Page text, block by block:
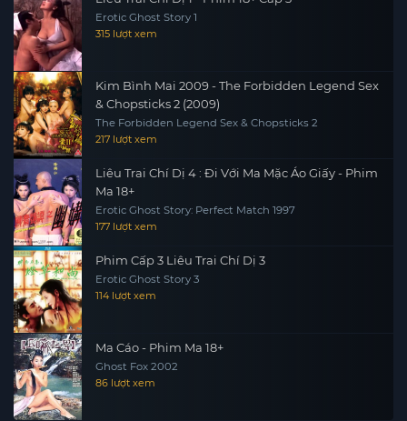
Erotic Ghost Story 1
315 lượt xem
Kim Bình Mai 2009 - The Forbidden Legend Sex
& Chopsticks 2 (2009)
The Forbidden Legend Sex & Chopsticks 2
217 lượt xem
Liêu Trai Chí Dị 4 : Đi Với Ma Mặc Áo Giấy - Phim
Ma 18+
Erotic Ghost Story: Perfect Match 1997
177 lượt xem
Phim Cấp 3 Liêu Trai Chí Dị 3
Erotic Ghost Story 3
114 lượt xem
Ma Cáo - Phim Ma 18+
Ghost Fox 2002
86 lượt xem